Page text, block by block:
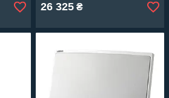
26 325 ₴